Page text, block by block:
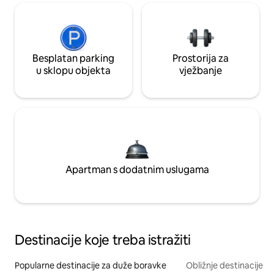
Besplatan parking
u sklopu objekta
Prostorija za
vježbanje
Apartman s dodatnim uslugama
Destinacije koje treba istražiti
Popularne destinacije za duže boravke Obližnje destinacije